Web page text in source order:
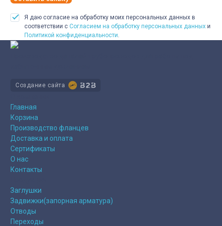
Я даю согласие на обработку моих персональных данных в
соответствии с Согласием на обработку персональных данных и
Политикой конфиденциальности
Создание сайта
Главная
Корзина
Производство фланцев
Доставка и оплата
Сертификаты
О нас
Контакты
Заглушки
Задвижки(запорная арматура)
Отводы
Переходы